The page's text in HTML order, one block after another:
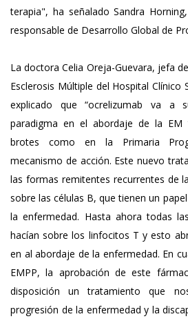
terapia", ha señalado Sandra
responsable de Desarrollo Global de
La doctora Celia Oreja-Guevara, jefa
Esclerosis Múltiple del Hospital Clínico
explicado que “ocrelizumab va a
paradigma en el abordaje de la
brotes como en la Primaria
mecanismo de acción. Este nuevo
las formas remitentes recurrentes de
sobre las células B, que tienen un
la enfermedad. Hasta ahora todas
hacían sobre los linfocitos T y esto
en al abordaje de la enfermedad. En
EMPP, la aprobación de este
disposición un tratamiento que
progresión de la enfermedad y la